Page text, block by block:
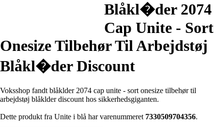
Blåkl�der 2074
Cap Unite - Sort
Onesize Tilbehør Til Arbejdstøj
Blåkl�der Discount
Voksshop fandt blåklder 2074 cap unite - sort onesize tilbehør til
arbejdstøj blåklder discount hos sikkerhedsgiganten.
Dette produkt fra Unite i blå har varenummeret 7330509704356.